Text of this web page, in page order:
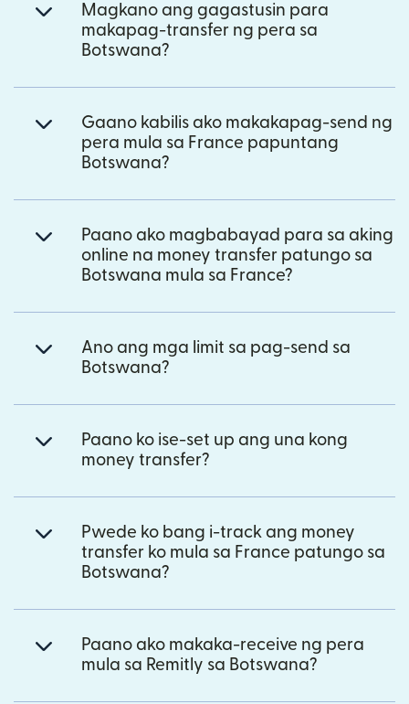
Magkano ang gagastusin para
makapag-transfer ng pera sa
Botswana?
Gaano kabilis ako makakapag-send ng
pera mula sa France papuntang
Botswana?
Paano ako magbabayad para sa aking
online na money transfer patungo sa
Botswana mula sa France?
Ano ang mga limit sa pag-send sa
Botswana?
Paano ko ise-set up ang una kong
money transfer?
Pwede ko bang i-track ang money
transfer ko mula sa France patungo sa
Botswana?
Paano ako makaka-receive ng pera
mula sa Remitly sa Botswana?